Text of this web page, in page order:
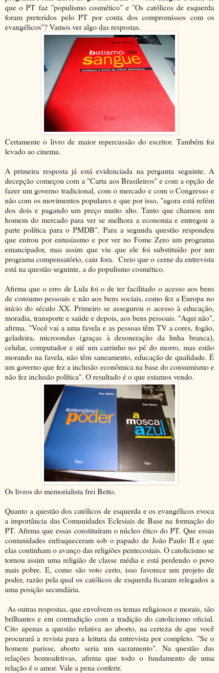
que o PT faz "populismo cosmético" e "Os católicos de esquerda
foram preteridos pelo PT por conta dos compromissos com os
evangélicos"? Vamos ver algo das respostas.
Certamente o livro de maior repercussão do escritor. Também foi
levado ao cinema.
A primeira resposta já está evidenciada na pergunta seguinte. A
decepção começou com a "Carta aos Brasileiros" e com a opção de
fazer um governo tradicional, com o mercado e com o Congresso e
não com os movimentos populares e que por isso, "agora está refém
dos dois e pagando um preço muito alto. Tanto que chamou um
homem do mercado para ver se melhora a economia e entregou a
parte política para o PMDB". Para a segunda questão respondeu
que entrou por entusiasmo e por ver no Fome Zero um programa
emancipador, mas assim que viu que ele foi substituído por um
programa compensatório, caiu fora. Creio que o cerne da entrevista
está na questão seguinte, a do populismo cosmético.
Afirma que o erro de Lula foi o de ter facilitado o acesso aos bens
de consumo pessoais e não aos bens sociais, como fez a Europa no
início do século XX. Primeiro se assegurou o acesso à educação,
moradia, transporte e saúde e depois, aos bens pessoais. "Aqui não",
afirma. "Você vai a uma favela e as pessoas têm TV a cores, fogão,
geladeira, microondas (graças à desoneração da linha branca),
celular, computador e até um carrinho no pé do morro, mas estão
morando na favela, não têm saneamento, educação de qualidade. É
um governo que fez a inclusão econômica na base do consumismo e
não fez inclusão política". O resultado é o que estamos vendo.
Os livros do memorialista frei Betto.
Quanto a questão dos católicos de esquerda e os evangélicos evoca
a importância das Comunidades Eclesiais de Base na formação do
PT. Afirma que essas constituíram o núcleo ético do PT. Que essas
comunidades enfraqueceram sob o papado de João Paulo II e que
elas continham o avanço das religiões pentecostais. O catolicismo se
tornou assim uma religião de classe média e está perdendo o povo
mais pobre. E, como são voto certo, isso favorece um projeto de
poder, razão pela qual os católicos de esquerda ficaram relegados a
uma posição secundária.
As outras respostas, que envolvem os temas religiosos e morais, são
brilhantes e em contradição com a tradição do catolicismo oficial.
Cito apenas a questão relativa ao aborto, na certeza de que você
procurará a revista para a leitura da entrevista por completo. "Se o
homem parisse, aborto seria um sacramento". Na questão das
relações homoafetivas, afirma que todo o fundamento de uma
relação é o amor. Vale a pena conferir.